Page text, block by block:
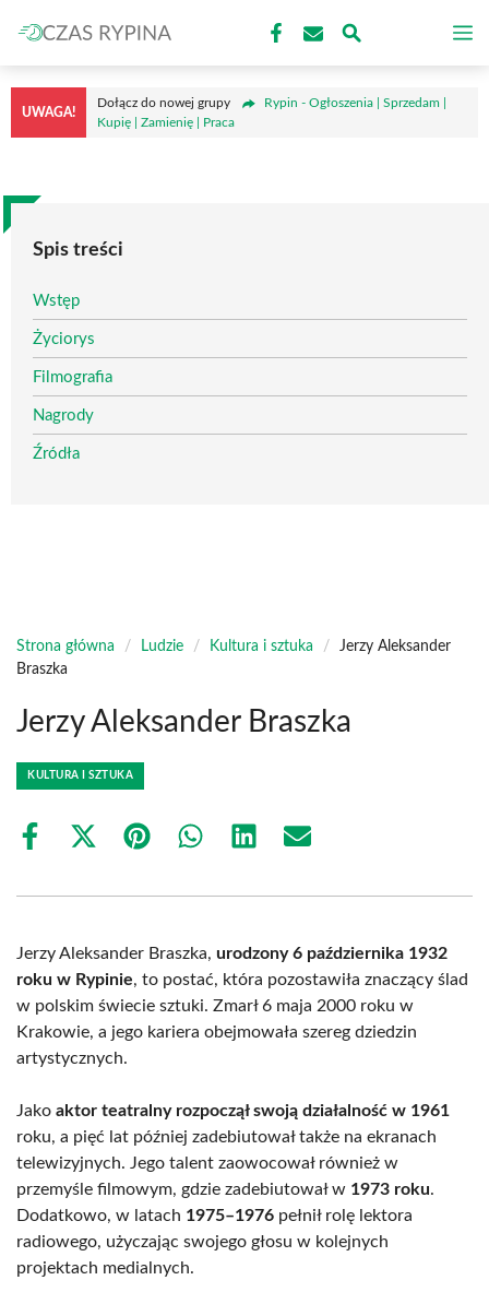
do
treści
UWAGA!
Dołącz do nowej grupy
Rypin - Ogłoszenia | Sprzedam |
Kupię | Zamienię | Praca
Spis treści
Wstęp
Życiorys
Filmografia
Nagrody
Źródła
Strona główna / Ludzie / Kultura i sztuka /
Jerzy Aleksander
Braszka
Jerzy Aleksander Braszka
KULTURA I SZTUKA
Share
Share
(Twitter)
Share Share Share Share
Jerzy Aleksander Braszka, urodzony 6 października 1932
roku w Rypinie, to postać, która pozostawiła znaczący ślad
w polskim świecie sztuki. Zmarł 6 maja 2000 roku w
Krakowie, a jego kariera obejmowała szereg dziedzin
artystycznych.
Jako aktor teatralny rozpoczął swoją działalność w 1961
roku, a pięć lat później zadebiutował także na ekranach
telewizyjnych. Jego talent zaowocował również w
przemyśle filmowym, gdzie zadebiutował w 1973 roku.
Dodatkowo, w latach 1975–1976 pełnił rolę lektora
radiowego, użyczając swojego głosu w kolejnych
projektach medialnych.